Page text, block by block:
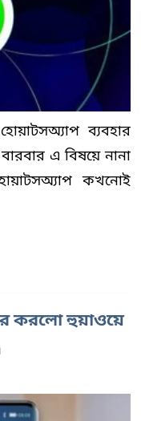
ব্যবহার
এ বিষয়ে নানা
কখনোই
করলো হুয়াওয়ে